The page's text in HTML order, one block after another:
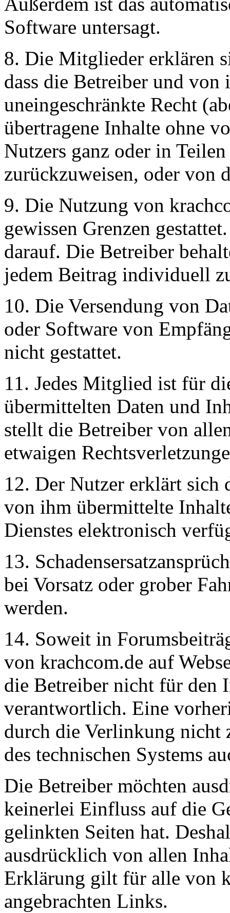
Software untersagt.
8. Die Mitglieder erklären
dass die Betreiber und von
uneingeschränkte Recht
übertragene Inhalte ohne
Nutzers ganz oder in
zurückzuweisen, oder von
9. Die Nutzung von
gewissen Grenzen
darauf. Die Betreiber
jedem Beitrag individuell
10. Die Versendung von
oder Software von
nicht gestattet.
11. Jedes Mitglied ist für
übermittelten Daten und
stellt die Betreiber von
etwaigen
12. Der Nutzer erklärt sich
von ihm übermittelte
Dienstes elektronisch
13.
bei Vorsatz oder grober
werden.
14. Soweit in
von krachcom.de auf
die Betreiber nicht für den
verantwortlich. Eine
durch die Verlinkung nicht
des technischen Systems
Die Betreiber möchten
keinerlei Einfluss auf die
gelinkten Seiten hat.
ausdrücklich von allen
Erklärung gilt für alle von
angebrachten Links.